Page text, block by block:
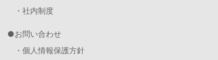
・社内制度
お問い合わせ
・個人情報保護方針